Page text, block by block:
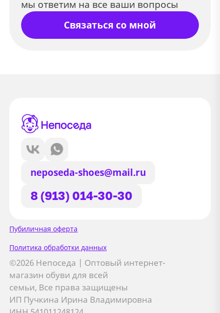
мы ответим на все ваши вопросы
Связаться со мной
neposeda-shoes@mail.ru
8 (913) 014-30-30
Пубиличная оферта
Политика обработки данных
©2026 Непоседа | Оптовый интернет-
магазин обуви для всей
семьи, Все права защищены
ИП Пучкина Ирина Владимировна
Сайт использует файлы Cookie
Мы используем файлы cookie и
сторонние сервисы (Yandex.Metrica и
AppMetrica) для анализа трафика,
персонализации контента и улучшения
сайта.
Подробнее см. вПолитике обработки персональных